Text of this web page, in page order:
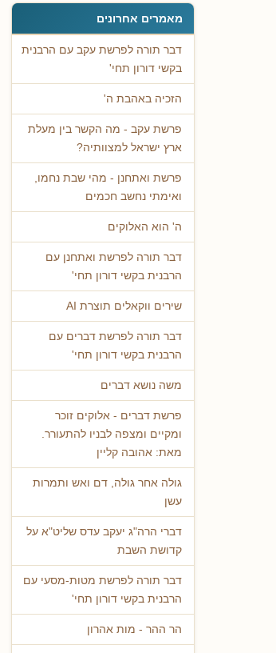
מאמרים אחרונים
דבר תורה לפרשת עקב עם הרבנית
בקשי דורון תחי'
הזכיה באהבת ה'
פרשת עקב - מה הקשר בין מעלת
ארץ ישראל למצוותיה?
פרשת ואתחנן - מהי שבת נחמו,
ואימתי נחשב חכמים
ה' הוא האלוקים
דבר תורה לפרשת ואתחנן עם
הרבנית בקשי דורון תחי'
שירים ווקאלים תוצרת AI
דבר תורה לפרשת דברים עם
הרבנית בקשי דורון תחי'
משה נושא דברים
פרשת דברים - אלוקים זוכר
ומקיים ומצפה לבניו להתעורר.
מאת: אהובה קליין
גולה אחר גולה, דם ואש ותמרות
עשן
דברי הרה"ג יעקב עדס שליט"א על
קדושת השבת
דבר תורה לפרשת מטות-מסעי עם
הרבנית בקשי דורון תחי'
הר ההר - מות אהרון